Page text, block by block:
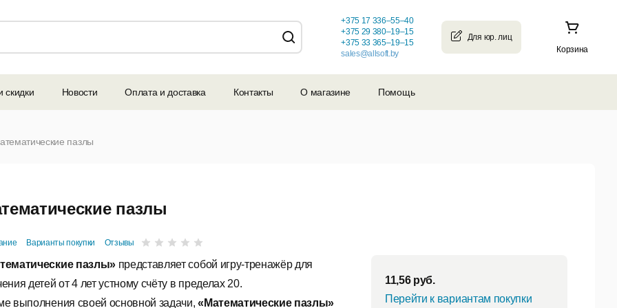
Корзина
+375 17 336–55–40
+375 29 380–19–15
+375 33 365–19–15
sales@allsoft.by
скидки Новости Оплата и доставка Контакты О магазине Помощь
пазлы
пазлы
Варианты покупки Отзывы
пазлы»представляет собой игру-тренажёр для
детей от 4 лет устному счёту в пределах 20.
выполнения своей основной задачи,«Математические пазлы»
11,56руб.
Перейти к вариантам покупки